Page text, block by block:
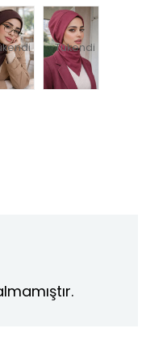
Tükendi